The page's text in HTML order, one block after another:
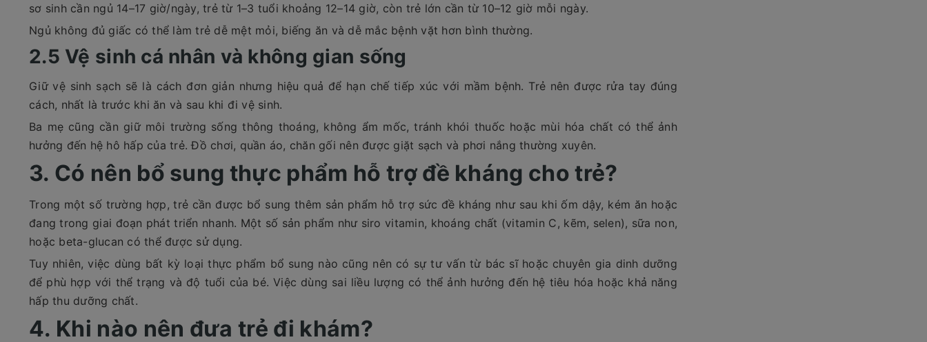
sơ sinh cần ngủ 14–17 giờ/ngày, trẻ từ 1–3 tuổi khoảng 12–14 giờ, còn trẻ lớn cần từ 10–12 giờ mỗi ngày.
Ngủ không đủ giấc có thể làm trẻ dễ mệt mỏi, biếng ăn và dễ mắc bệnh vặt hơn bình thường.
2.5 Vệ sinh cá nhân và không gian sống
Giữ vệ sinh sạch sẽ là cách đơn giản nhưng hiệu quả để hạn chế tiếp xúc với mầm bệnh. Trẻ nên được rửa tay đúng
cách, nhất là trước khi ăn và sau khi đi vệ sinh.
Ba mẹ cũng cần giữ môi trường sống thông thoáng, không ẩm mốc, tránh khói thuốc hoặc mùi hóa chất có thể ảnh
hưởng đến hệ hô hấp của trẻ. Đồ chơi, quần áo, chăn gối nên được giặt sạch và phơi nắng thường xuyên.
3. Có nên bổ sung thực phẩm hỗ trợ đề kháng cho trẻ?
Trong một số trường hợp, trẻ cần được bổ sung thêm sản phẩm hỗ trợ sức đề kháng như sau khi ốm dậy, kém ăn hoặc
đang trong giai đoạn phát triển nhanh. Một số sản phẩm như siro vitamin, khoáng chất (vitamin C, kẽm, selen), sữa non,
hoặc beta-glucan có thể được sử dụng.
Tuy nhiên, việc dùng bất kỳ loại thực phẩm bổ sung nào cũng nên có sự tư vấn từ bác sĩ hoặc chuyên gia dinh dưỡng
để phù hợp với thể trạng và độ tuổi của bé. Việc dùng sai liều lượng có thể ảnh hưởng đến hệ tiêu hóa hoặc khả năng
hấp thu dưỡng chất.
4. Khi nào nên đưa trẻ đi khám?